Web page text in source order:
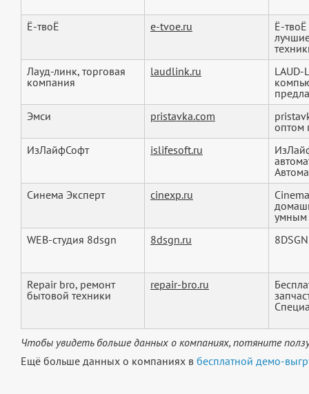
Ё-твоЁ e-tvoe.ru
Ё-
Лауд-линк, торговая
компания
laudlink.ru
Эмси
pristavka.com
оптом
ИзЛайфСофт
islifesoft.ru
Синема Эксперт
cinexp.ru
умным
WEB-студия 8dsgn
8dsgn.ru
Repair bro, ремонт
бытовой техники
repair-bro.ru
Чтобы увидеть больше данных о компаниях, потяните
Ещё больше данных о компаниях в бесплатной демо-